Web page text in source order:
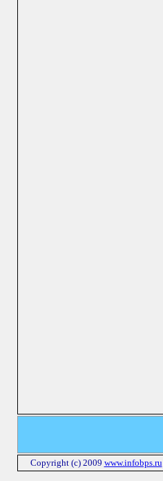
Copyright (c) 2009 www.infobps.ru